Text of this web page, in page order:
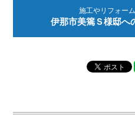
施工やリフォー
伊那市美篶Ｓ様邸へ